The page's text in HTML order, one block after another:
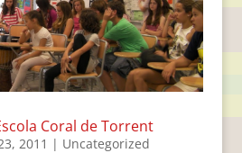
Coral de Torrent
2011 | Uncategorized